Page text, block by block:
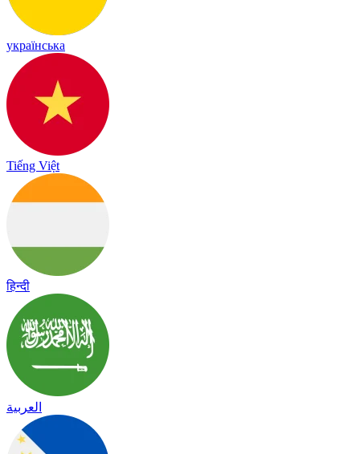
українська
Tiếng Việt
हिन्दी
العربية